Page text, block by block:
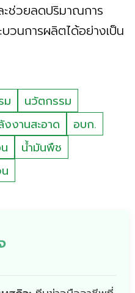
ช่วยลดปริมาณการ
วนการผลิตได้อย่างเป็น
ม
นวัตกรรม
งานสะอาด
อบก.
น้ำมันพืช